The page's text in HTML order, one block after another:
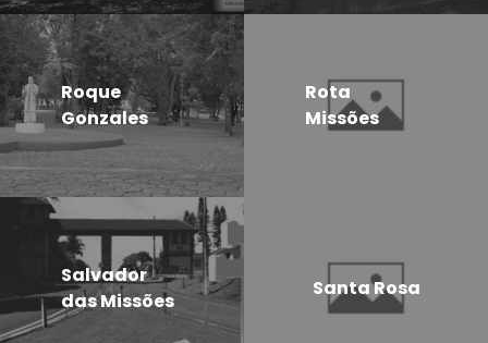
Roque
Gonzales
Rota
Missões
Salvador
das Missões
Santa Rosa